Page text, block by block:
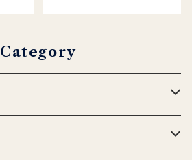
Category